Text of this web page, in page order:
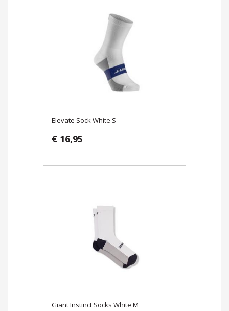
Elevate Sock White S
€ 16,95
Giant Instinct Socks White M